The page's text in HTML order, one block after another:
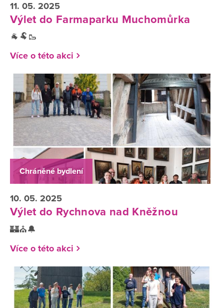
11. 05. 2025
Výlet do Farmaparku Muchomůrka
🐐🐏🥾
Více o této akci
Chráněné bydlení
10. 05. 2025
Výlet do Rychnova nad Kněžnou
🏰⛪🔔
Více o této akci